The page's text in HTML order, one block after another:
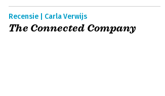
Recensie | Carla Verwijs
The Connected Company